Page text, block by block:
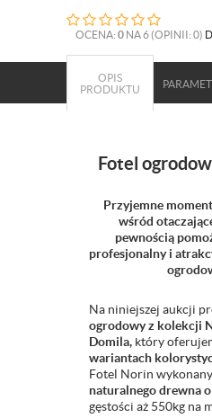
OCENA: 0 NA 6 (OPINII: 0)
OPIS
PRODUKTU
Fotel
Przyjemne
wśród
pewnością
profesjonalny i
Na niniejszej aukcji
ogrodowy z kolekcji
Domila, który
wariantach
Fotel Norin wykonany
naturalnego drewna
gęstości aż 550kg na